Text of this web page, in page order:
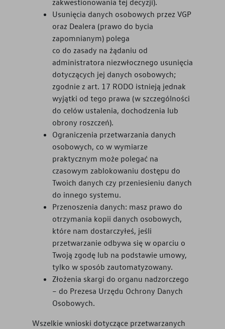
Usunięcia danych osobowych przez VGP
oraz Dealera (prawo do bycia
zapomnianym) polega
co do zasady na żądaniu od
administratora niezwłocznego usunięcia
dotyczących jej danych osobowych;
zgodnie z art. 17 RODO istnieją jednak
wyjątki od tego prawa (w szczególności
do celów ustalenia, dochodzenia lub
obrony roszczeń).
Ograniczenia przetwarzania danych
osobowych, co w wymiarze
praktycznym może polegać na
czasowym zablokowaniu dostępu do
Twoich danych czy przeniesieniu danych
do innego systemu.
Przenoszenia danych: masz prawo do
otrzymania kopii danych osobowych,
które nam dostarczyłeś, jeśli
przetwarzanie odbywa się w oparciu o
Twoją zgodę lub na podstawie umowy,
tylko w sposób zautomatyzowany.
Złożenia skargi do organu nadzorczego
– do Prezesa Urzędu Ochrony Danych
Osobowych.
Wszelkie wnioski dotyczące przetwarzanych